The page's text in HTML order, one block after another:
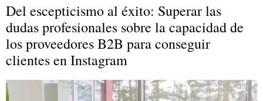
Del escepticismo al éxito: Superar las
dudas profesionales sobre la capacidad de
los proveedores B2B para conseguir
clientes en Instagram